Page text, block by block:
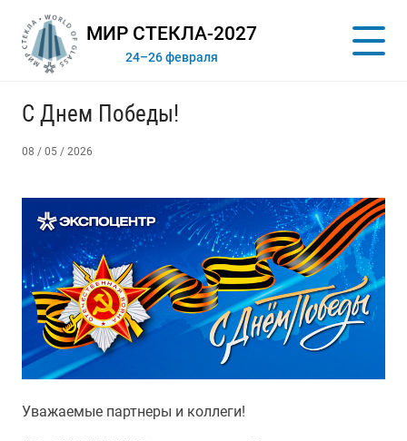
МИР СТЕКЛА-2027
24–26 февраля
С Днем Победы!
08 / 05 / 2026
Уважаемые партнеры и коллеги!